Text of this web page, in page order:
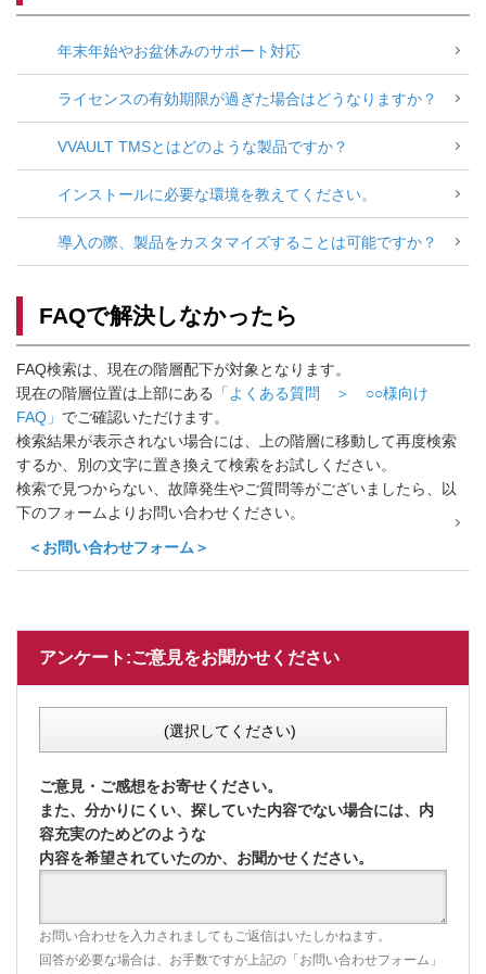
年末年始やお盆休みのサポート対応
ライセンスの有効期限が過ぎた場合はどうなりますか？
VVAULT TMSとはどのような製品ですか？
インストールに必要な環境を教えてください。
導入の際、製品をカスタマイズすることは可能ですか？
FAQで解決しなかったら
FAQ検索は、現在の階層配下が対象となります。
現在の階層位置は上部にある
「よくある質問 ＞ ○○様向け
FAQ」 でご確認いただけます。
検索結果が表示されない場合には、上の階層に移動して再度検索
するか、別の文字に置き換えて検索をお試しください。
検索で見つからない、故障発生やご質問等がございましたら、以
下のフォームよりお問い合わせください。
＜お問い合わせフォーム＞
アンケート:ご意見をお聞かせください
(選択してください)
ご意見・ご感想をお寄せください。
また、分かりにくい、探していた内容でない場合には、内
容充実のためどのような
内容を希望されていたのか、お聞かせください。
お問い合わせを入力されましてもご返信はいたしかねます。
回答が必要な場合は、お手数ですが上記の「お問い合わせフォーム」